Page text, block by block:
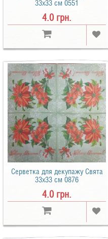
33х33 см 0551
4.0 грн.
Серветка для декупажу Свята
33х33 см 0876
4.0 грн.